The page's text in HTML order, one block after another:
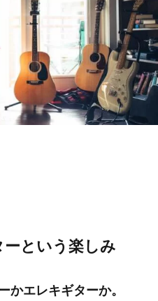
という楽しみ
かエレキギターか。